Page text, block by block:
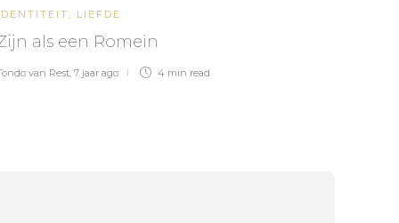
, LIEFDE
als een Romein
van Rest, 7 jaar ago 4 min read